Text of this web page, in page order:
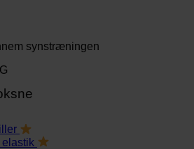
synstræningen